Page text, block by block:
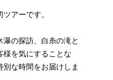
アーです。
の探訪、白糸の滝と
様を気にすることな
な時間をお届けしま